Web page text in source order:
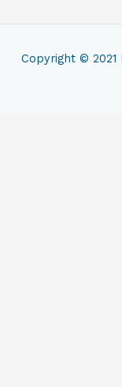
Copyright © 2021